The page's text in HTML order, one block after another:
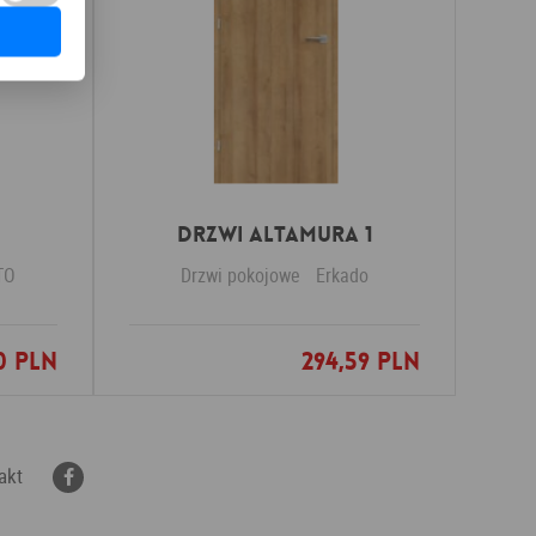
PLN
Drzwi Altamura 1
Drzwi pokojowe Erkado
294,59 PLN
Dodaj do ulubionych